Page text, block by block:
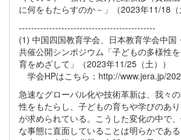
に何をもたらすのか－」（2023年11/18（
---------------------------------------------
(1) 中国四国教育学会、日本教育学会中国
共催公開シンポジウム「子どもの多様性
育をめざして」（2023年11/25（土））
学会HPはこちら：http://www.jera.jp/
急速なグローバル化や技術革新は、我々
性をもたらし、子どもの育ちや学びのあ
が求められている。こうした変化の中で
な事態に直面していることは明らかであ